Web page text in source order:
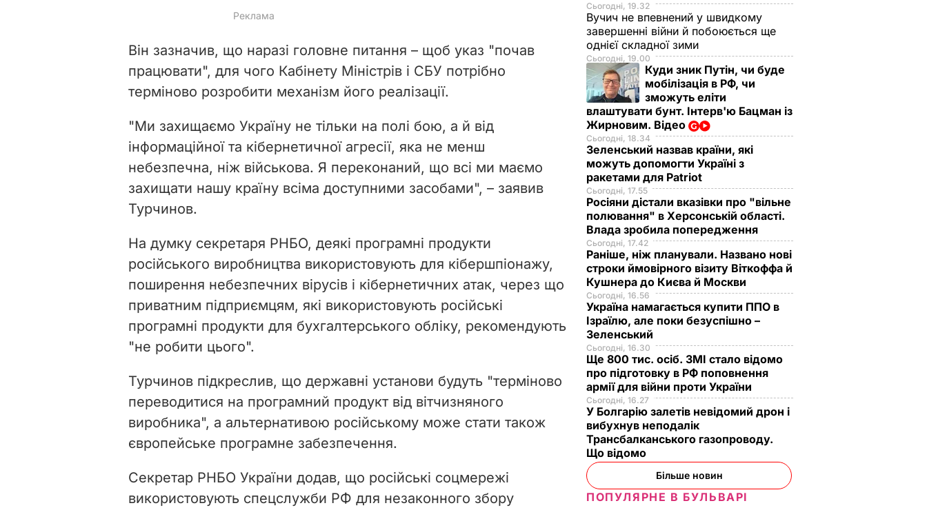
Він зазначив, що наразі головне питання – щоб указ "почав
працювати", для чого Кабінету Міністрів і СБУ потрібно
терміново розробити механізм його реалізації.
"Ми захищаємо Україну не тільки на полі бою, а й від
інформаційної та кібернетичної агресії, яка не менш
небезпечна, ніж військова. Я переконаний, що всі ми маємо
захищати нашу країну всіма доступними засобами", – заявив
Турчинов.
На думку секретаря РНБО, деякі програмні продукти
російського виробництва використовують для кібершпіонажу,
поширення небезпечних вірусів і кібернетичних атак, через що
приватним підприємцям, які використовують російські
програмні продукти для бухгалтерського обліку, рекомендують
"не робити цього".
Турчинов підкреслив, що державні установи будуть "терміново
переводитися на програмний продукт від вітчизняного
виробника", а альтернативою російському може стати також
європейське програмне забезпечення.
Секретар РНБО України додав, що російські соцмережі
використовують спецслужби РФ для незаконного збору
Сьогодні, 19.32
Вучич не впевнений у швидкому
завершенні війни й побоюється ще
однієї складної зими
Сьогодні, 19.00
Куди зник Путін, чи буде
мобілізація в РФ, чи
зможуть еліти
влаштувати бунт. Інтерв'ю Бацман із
Жирновим. Відео
Сьогодні, 18.34
Зеленський назвав країни, які
можуть допомогти Україні з
ракетами для Patriot
Сьогодні, 17.55
Росіяни дістали вказівки про "вільне
полювання" в Херсонській області.
Влада зробила попередження
Сьогодні, 17.42
Раніше, ніж планували. Названо нові
строки ймовірного візиту Віткоффа й
Кушнера до Києва й Москви
Сьогодні, 16.56
Україна намагається купити ППО в
Ізраїлю, але поки безуспішно –
Зеленський
Сьогодні, 16.30
Ще 800 тис. осіб. ЗМІ стало відомо
про підготовку в РФ поповнення
армії для війни проти України
Сьогодні, 16.27
У Болгарію залетів невідомий дрон і
вибухнув неподалік
Трансбалканського газопроводу.
Що відомо
Більше новин
ПОПУЛЯРНЕ В БУЛЬВАРІ